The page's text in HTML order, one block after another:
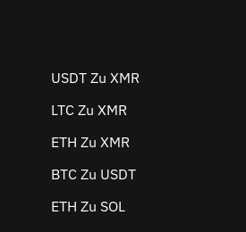
USDT Zu XMR
LTC Zu XMR
ETH Zu XMR
BTC Zu USDT
ETH Zu SOL